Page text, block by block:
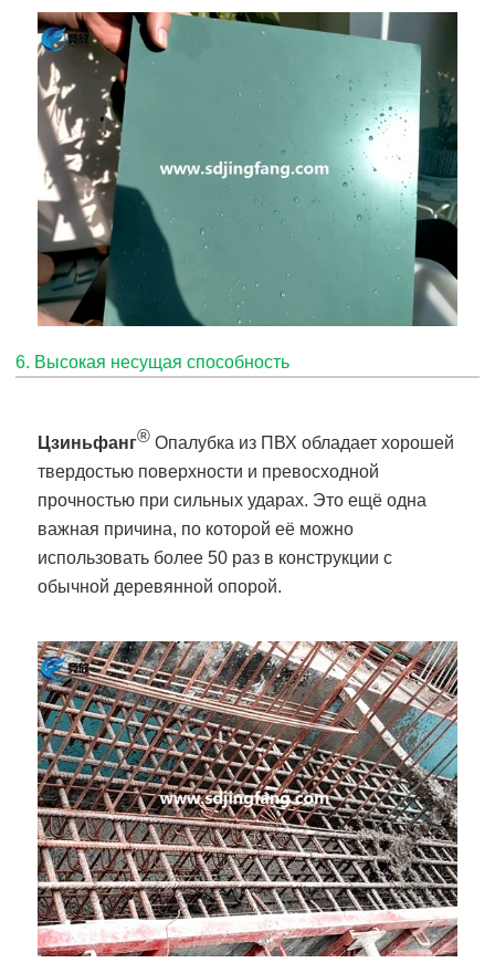
6. Высокая несущая способность
Цзиньфанг® Опалубка из ПВХ обладает хорошей
твердостью поверхности и превосходной
прочностью при сильных ударах. Это ещё одна
важная причина, по которой её можно
использовать более 50 раз в конструкции с
обычной деревянной опорой.